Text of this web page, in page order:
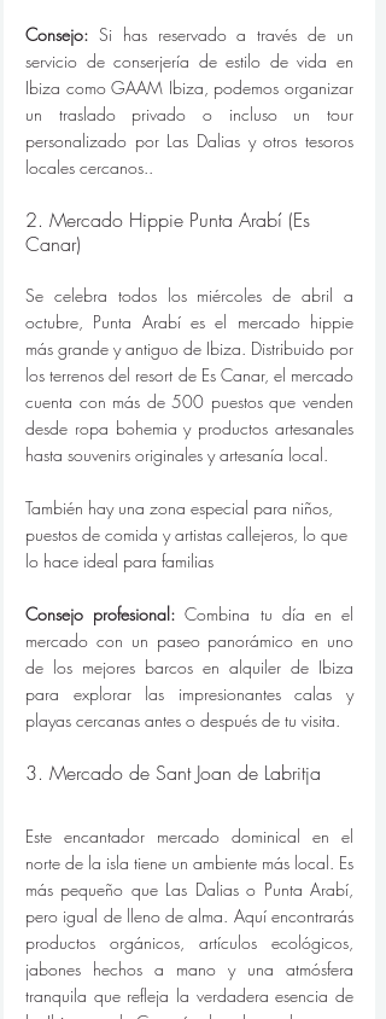
Consejo: Si has reservado a través de un
servicio de conserjería de estilo de vida en
Ibiza como GAAM Ibiza, podemos organizar
un traslado privado o incluso un tour
personalizado por Las Dalias y otros tesoros
locales cercanos..
2. Mercado Hippie Punta Arabí (Es
Canar)
Se celebra todos los miércoles de abril a
octubre, Punta Arabí es el mercado hippie
más grande y antiguo de Ibiza. Distribuido por
los terrenos del resort de Es Canar, el mercado
cuenta con más de 500 puestos que venden
desde ropa bohemia y productos artesanales
hasta souvenirs originales y artesanía local.
También hay una zona especial para niños,
puestos de comida y artistas callejeros, lo que
lo hace ideal para familias
Consejo profesional: Combina tu día en el
mercado con un paseo panorámico en uno
de los mejores barcos en alquiler de Ibiza
para explorar las impresionantes calas y
playas cercanas antes o después de tu visita.
3. Mercado de Sant Joan de Labritja
Este encantador mercado dominical en el
norte de la isla tiene un ambiente más local. Es
más pequeño que Las Dalias o Punta Arabí,
pero igual de lleno de alma. Aquí encontrarás
productos orgánicos, artículos ecológicos,
jabones hechos a mano y una atmósfera
tranquila que refleja la verdadera esencia de